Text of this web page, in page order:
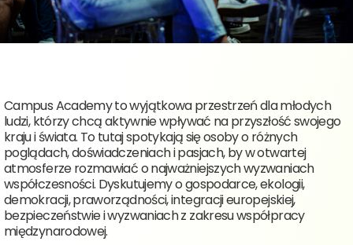
Campus Academy to wyjątkowa przestrzeń dla młodych
ludzi, którzy chcą aktywnie wpływać na przyszłość swojego
kraju i świata. To tutaj spotykają się osoby o różnych
poglądach, doświadczeniach i pasjach, by w otwartej
atmosferze rozmawiać o najważniejszych wyzwaniach
współczesności. Dyskutujemy o gospodarce, ekologii,
demokracji, praworządności, integracji europejskiej,
bezpieczeństwie i wyzwaniach z zakresu współpracy
międzynarodowej.